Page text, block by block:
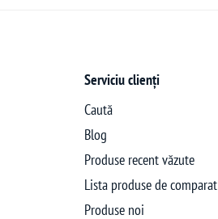
Serviciu clienți
Caută
Blog
Produse recent văzute
Lista produse de comparat
Produse noi